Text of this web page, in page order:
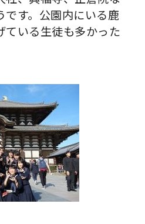
です。公園内にいる鹿
ている生徒も多かった